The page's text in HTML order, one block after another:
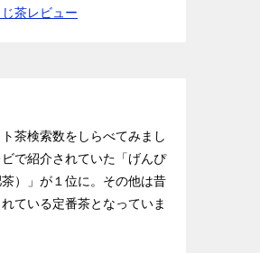
茶レビュー
茶検索数をしらべてみまし
で紹介されていた「げんぴ
）」が１位に。その他は昔
ている定番茶となっていま